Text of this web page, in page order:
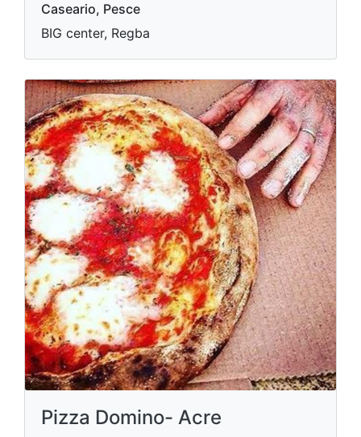
Caseario, Pesce
BIG center, Regba
Pizza Domino- Acre